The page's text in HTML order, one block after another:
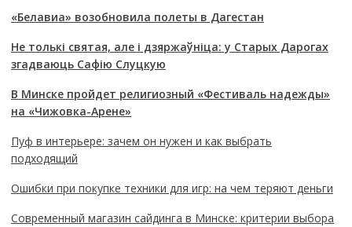
«Белавиа» возобновила полеты в Дагестан
Не толькі святая, але і дзяржаўніца: у Старых Дарогах
згадваюць Сафію Слуцкую
В Минске пройдет религиозный «Фестиваль надежды»
на «Чижовка-Арене»
Пуф в интерьере: зачем он нужен и как выбрать
подходящий
Ошибки при покупке техники для игр: на чем теряют деньги
Современный магазин сайдинга в Минске: критерии выбора